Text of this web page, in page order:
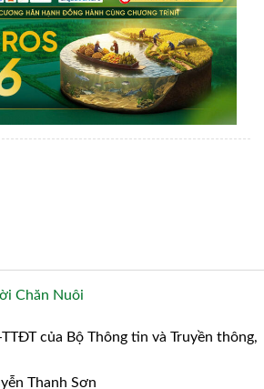
Chăn Nuôi
của Bộ Thông tin và Truyền thông,
Thanh Sơn